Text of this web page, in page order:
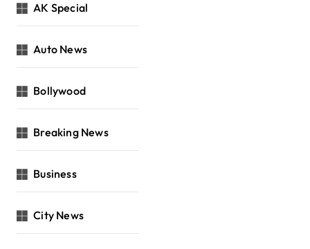
AK Special
Auto News
Bollywood
Breaking News
Business
City News